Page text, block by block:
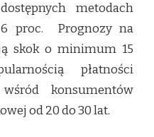
metodach
6 proc. Prognozy na
skok o minimum 15
płatności
konsumentów
od 20 do 30 lat.